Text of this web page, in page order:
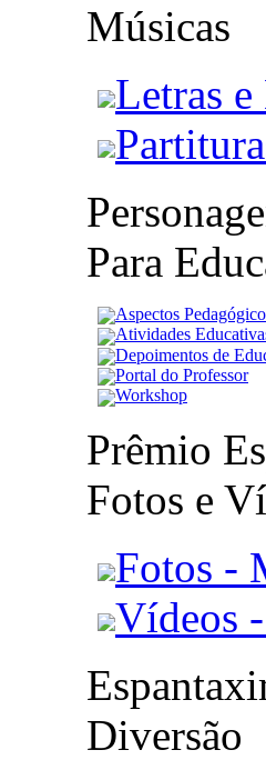
Músicas
Letras
Para
Aspectos
Atividades
Depoimentos de
Portal do Professor
Workshop
Prêmio
Fotos e
Fotos -
Vídeos
Diversão